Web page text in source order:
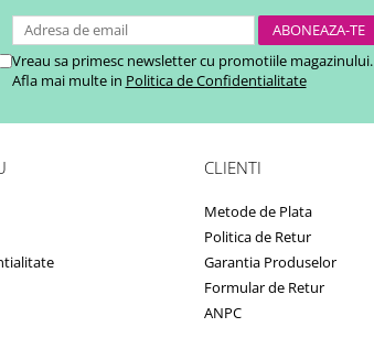
Vreau sa primesc newsletter cu promotiile magazinului.
Afla mai multe in Politica de Confidentialitate
CLIENTI
Metode de Plata
Politica de Retur
Garantia Produselor
Formular de Retur
ANPC